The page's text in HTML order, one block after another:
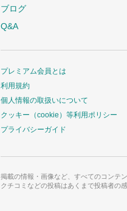
ブログ
Q&A
プレミアム会員とは
利用規約
個人情報の取扱いについて
クッキー（cookie）等利用ポリシー
プライバシーガイド
掲載の情報・画像など、すべてのコンテ
クチコミなどの投稿はあくまで投稿者の